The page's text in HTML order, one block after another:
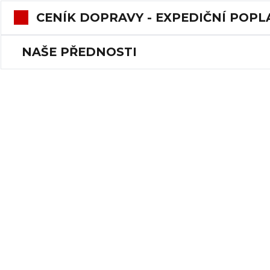
CENÍK DOPRAVY - EXPEDIČNÍ
NAŠE PŘEDNOSTI